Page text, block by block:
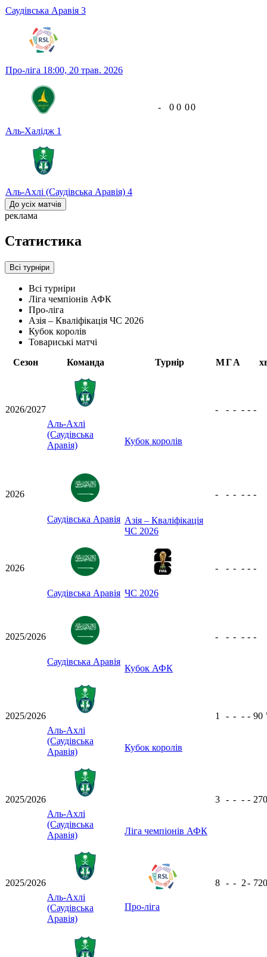
Саудівська Аравія 3
Про-ліга 18:00, 20 трав. 2026
Аль-Халідж 1
Аль-Ахлі (Саудівська Аравія) 4
- 0 0 00
До усіх матчів
реклама
Статистика
Всі турніри
Всі турніри
Ліга чемпіонів АФК
Про-ліга
Азія – Кваліфікація ЧС 2026
Кубок королів
Товариські матчі
Сезон
Команда Турнір МГА
2026/2027
Аль-Ахлі
(Саудівська
Аравія)
Кубок королів
- - - - - -
2026
Саудівська Аравія Азія – Кваліфікація
ЧС 2026
- - - - - -
2026
Саудівська Аравія ЧС 2026
- - - - - -
2025/2026
Саудівська Аравія
Кубок АФК
- - - - - -
2025/2026
Аль-Ахлі
(Саудівська
Аравія)
Кубок королів
1 - - - - 90
2025/2026
Аль-Ахлі
(Саудівська
Аравія)
Ліга чемпіонів АФК
3 - - - -
2025/2026
Аль-Ахлі
(Саудівська
Аравія)
Про-ліга
8 - - 2-